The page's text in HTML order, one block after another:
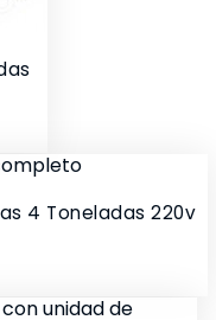
4 Toneladas 220v